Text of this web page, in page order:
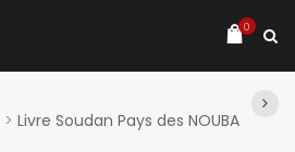
0
> Livre Soudan Pays des NOUBA